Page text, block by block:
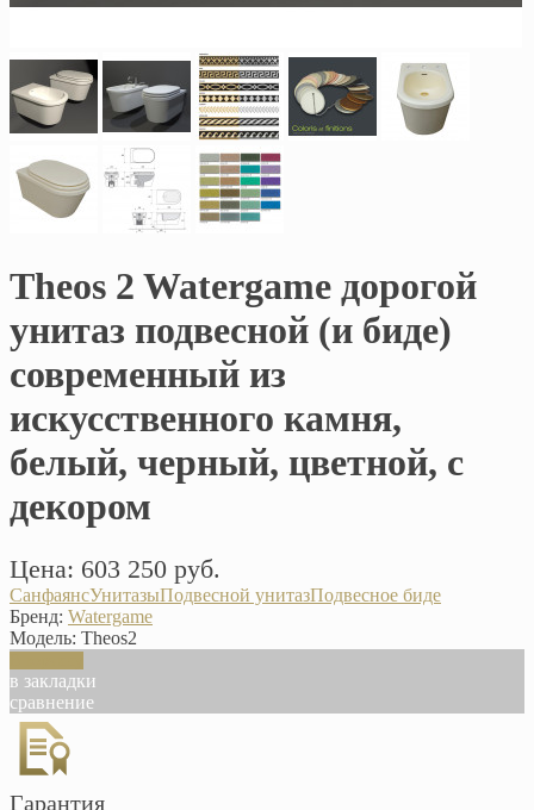
Theos 2 Watergame дорогой
унитаз подвесной (и биде)
современный из
искусственного камня,
белый, черный, цветной, с
декором
Цена: 603 250 руб.
СанфаянсУнитазыПодвесной унитазПодвесное биде
Бренд: Watergame
Модель: Theos2
в закладки
сравнение
Гарантия